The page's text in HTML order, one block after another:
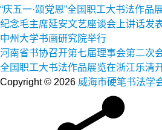
“庆五一·颂党恩”全国职工大书法作品
纪念毛主席延安文艺座谈会上讲话发
中州大学书画研究院举行
河南省书协召开第七届理事会第二次
全国职工大书法作品展览在浙江乐清
Copyright © 2026 威海市硬笔书法学